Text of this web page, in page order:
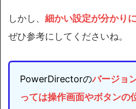
しかし、 細かい設定が分かり
ぜひ参考にしてくださいね。
PowerDirectorのバージョ
っては操作画面やボタンの